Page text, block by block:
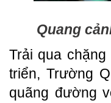
Quang
Trải qua
triển, Trường
quãng đường